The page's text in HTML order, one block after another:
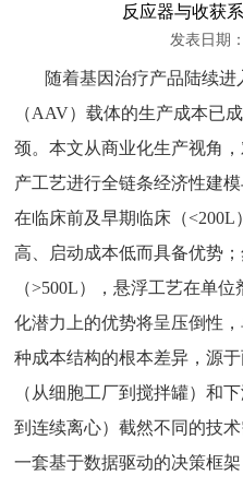
反应器与收获
发表日期
随着基因治疗产品陆续
（AAV）载体的生产成本已
颈。本文从商业化生产视角
产工艺进行全链条经济性建
在临床前及早期临床（
高、启动成本低而具备优势
（>500L），悬浮工艺在单
化潜力上的优势将呈压倒性
种成本结构的根本差异，源
（从细胞工厂到搅拌罐）和
到连续离心）截然不同的技
一套基于数据驱动的决策框